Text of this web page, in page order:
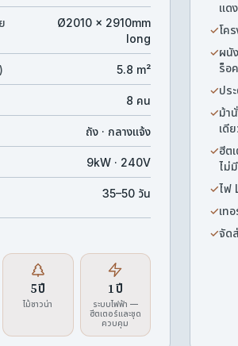
Ø2010 × 2910mm
long
5.8 m²
8 คน
ถัง · กลางแจ้ง
9kW · 240V
35–50 วัน
5 ปี
ไม้ซาวน่า
1 ปี
ระบบไฟฟ้า —
ฮีตเตอร์และชุด
ควบคุม
แดง
✓โค
✓ผนั
ร็อ
✓ปร
✓ม้า
เดี
✓ฮีต
ไม่
✓ไฟ
✓เท
✓จัด